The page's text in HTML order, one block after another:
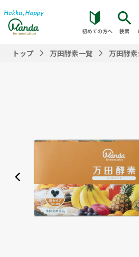
初めての方へ 検索
トップ 万田酵素一覧 万田酵